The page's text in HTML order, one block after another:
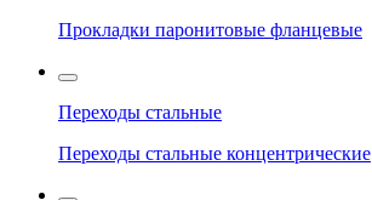
Прокладки паронитовые фланцевые
Переходы стальные
Переходы стальные концентрические